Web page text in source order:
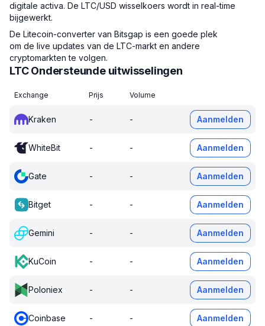
digitale activa. De LTC/USD wisselkoers wordt in real-time
bijgewerkt.
De Litecoin-converter van Bitsgap is een goede plek
om de live updates van de LTC-markt en andere
cryptomarkten te volgen.
LTC Ondersteunde uitwisselingen
Exchange Prijs Volume
Kraken - - Aanmelden
WhiteBit - - Aanmelden
Gate - - Aanmelden
Bitget - - Aanmelden
Gemini - - Aanmelden
KuCoin - - Aanmelden
Poloniex - - Aanmelden
Coinbase - - Aanmelden